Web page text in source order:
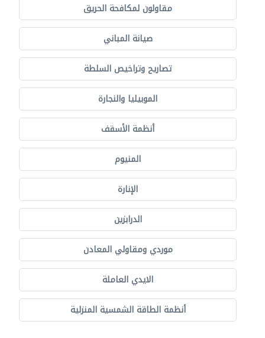
مقاولون لمكافحة الحريق
صيانة المباني
تصاريح وتراخيص السلطة
الموبيليا والنجارة
أنظمة الأسقف
المنيوم
الإنارة
الدرابزين
موردي ومقاولي المعادن
الايدي العاملة
أنظمة الطاقة الشمسية المنزلية